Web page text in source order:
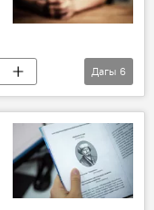
Дагы 6